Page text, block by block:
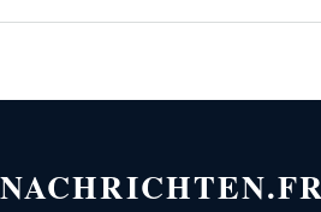
NACHRICHTEN.FR